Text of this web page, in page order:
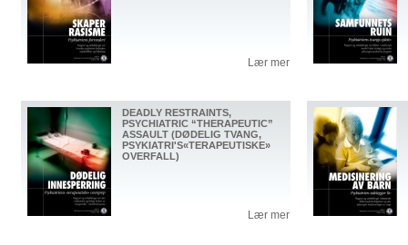
Lær mer
DEADLY RESTRAINTS,
PSYCHIATRIC “THERAPEUTIC”
ASSAULT (DØDELIG TVANG,
PSYKIATRI'S«TERAPEUTISKE»
OVERFALL)
Lær mer